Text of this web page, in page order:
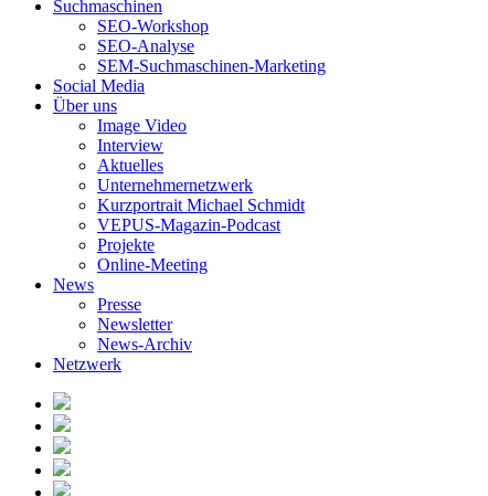
Suchmaschinen
SEO-Workshop
SEO-Analyse
SEM-Suchmaschinen-Marketing
Social Media
Über uns
Image Video
Interview
Aktuelles
Unternehmernetzwerk
Kurzportrait Michael Schmidt
VEPUS-Magazin-Podcast
Projekte
Online-Meeting
News
Presse
Newsletter
News-Archiv
Netzwerk